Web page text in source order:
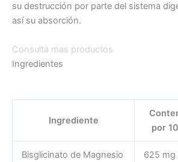
su destrucción por parte del sistema
así su absorción.
Consulta mas productos
Ingredientes
Ingrediente
por
Bisglicinato de Magnesio
625 mg